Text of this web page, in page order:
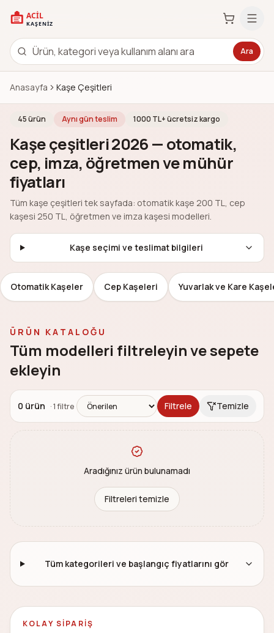
Ara
Anasayfa Kaşe Çeşitleri
45ürün Aynı gün teslim 1000 TL+ ücretsiz kargo
Kaşe çeşitleri 2026 — otomatik,
cep, imza, öğretmen ve mühür
fiyatları
Tüm kaşe çeşitleri tek sayfada: otomatik kaşe 200 TL, cep
kaşesi 250 TL, öğretmen ve imza kaşesi modelleri.
Kaşe seçimi ve teslimat bilgileri
Otomatik Kaşeler Cep Kaşeleri Yuvarlak ve Kare
ÜRÜN KATALOĞU
Tüm modelleri filtreleyin ve sepete
ekleyin
0 ürün ·1filtre Filtrele Temizle
Aradığınız ürün bulunamadı
Filtreleri temizle
Tüm kategorileri ve başlangıç fiyatlarını gör
KOLAY SIPARIŞ